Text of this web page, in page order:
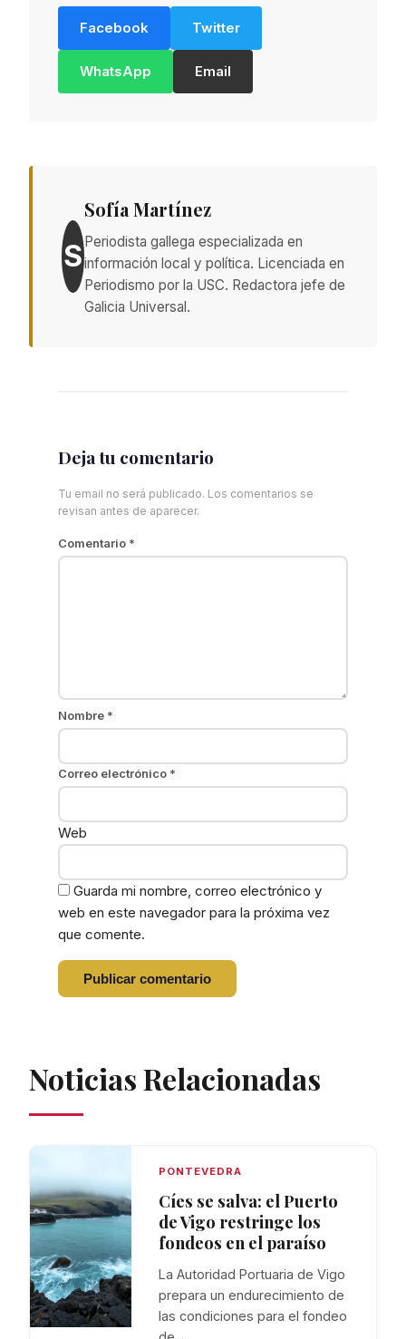
Facebook Twitter
WhatsApp Email
S
Sofía Martínez
Periodista gallega especializada en
información local y política. Licenciada en
Periodismo por la USC. Redactora jefe de
Galicia Universal.
Deja tu comentario
Tu email no será publicado. Los comentarios se
revisan antes de aparecer.
Comentario *
Nombre *
Correo electrónico *
Web
Guarda mi nombre, correo electrónico y
web en este navegador para la próxima vez
que comente.
Noticias Relacionadas
PONTEVEDRA
Cíes se salva: el Puerto
de Vigo restringe los
fondeos en el paraíso
La Autoridad Portuaria de Vigo
prepara un endurecimiento de
las condiciones para el fondeo